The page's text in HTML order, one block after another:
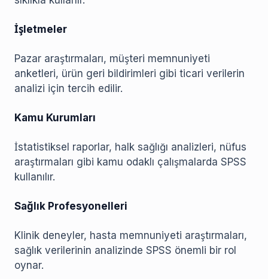
İşletmeler
Pazar araştırmaları, müşteri memnuniyeti
anketleri, ürün geri bildirimleri gibi ticari verilerin
analizi için tercih edilir.
Kamu Kurumları
İstatistiksel raporlar, halk sağlığı analizleri, nüfus
araştırmaları gibi kamu odaklı çalışmalarda SPSS
kullanılır.
Sağlık Profesyonelleri
Klinik deneyler, hasta memnuniyeti araştırmaları,
sağlık verilerinin analizinde SPSS önemli bir rol
oynar.